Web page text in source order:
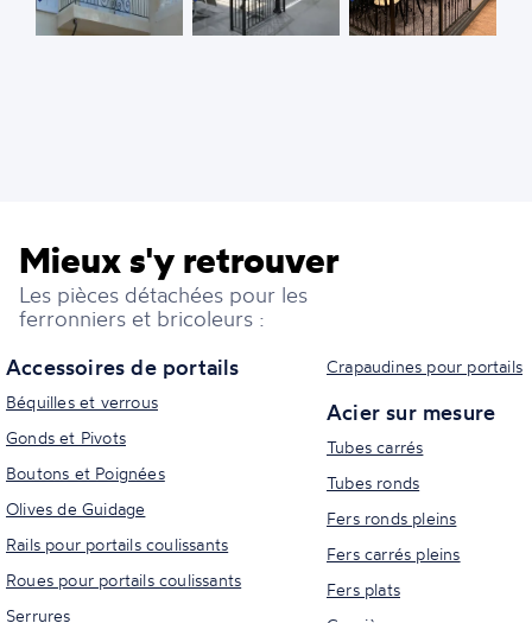
Mieux s'y retrouver
Les pièces détachées pour les
ferronniers et bricoleurs :
Accessoires de portails
Béquilles et verrous
Gonds et Pivots
Boutons et Poignées
Olives de Guidage
Rails pour portails coulissants
Roues pour portails coulissants
Serrures
Crapaudines pour portails
Acier sur mesure
Tubes carrés
Tubes ronds
Fers ronds pleins
Fers carrés pleins
Fers plats